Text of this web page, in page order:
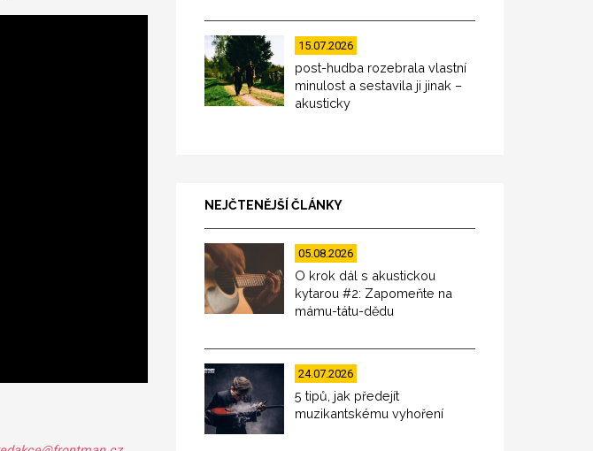
15.07.2026
post-hudba rozebrala vlastní
minulost a sestavila ji jinak –
akusticky
NEJČTENĚJŠÍ ČLÁNKY
05.08.2026
O krok dál s akustickou
kytarou #2: Zapomeňte na
mámu-tátu-dědu
24.07.2026
5 tipů, jak předejít
muzikantskému vyhoření